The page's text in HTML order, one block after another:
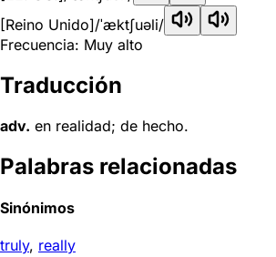
[Reino Unido]/ˈæktʃuəli/
Frecuencia: Muy alto
Traducción
adv. en realidad; de hecho.
Palabras relacionadas
Sinónimos
truly, really